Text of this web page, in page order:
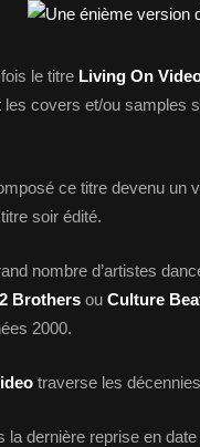
le titre Living On
les covers et/ou samples
ce titre devenu un
soir édité.
nombre d’artistes
2 Brothers ou Culture
2000.
traverse les
la dernière reprise en date